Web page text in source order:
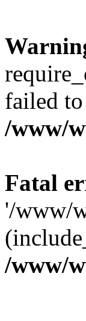
failed
/www/
Fatal
'/www/
/www/